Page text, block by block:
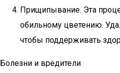
Прищипывание. Эта
обильному цветению.
чтобы поддерживать
Болезни и вредители